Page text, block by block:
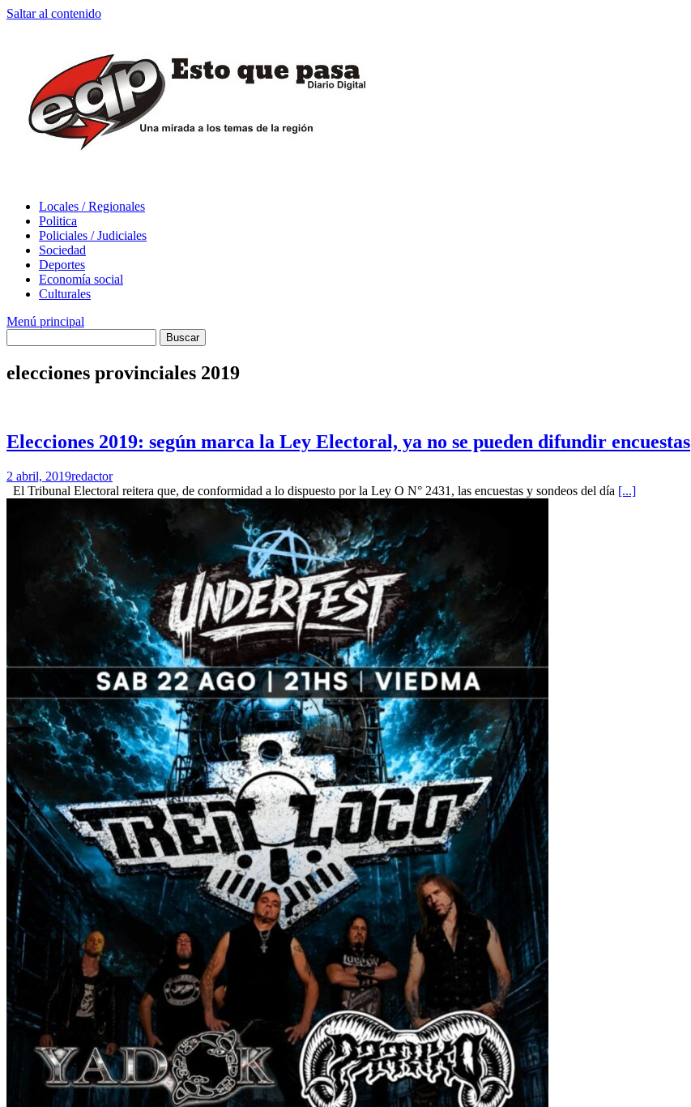
Saltar al contenido
Locales / Regionales
Politica
Policiales / Judiciales
Sociedad
Deportes
Economía social
Culturales
Menú principal
elecciones provinciales 2019
Elecciones 2019: según marca la Ley Electoral, ya no se pueden difundir encuestas
2 abril, 2019redactor
El Tribunal Electoral reitera que, de conformidad a lo dispuesto por la Ley O N° 2431, las encuestas y sondeos del día [...]